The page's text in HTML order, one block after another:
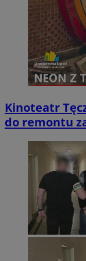
Kinoteatr
do remontu